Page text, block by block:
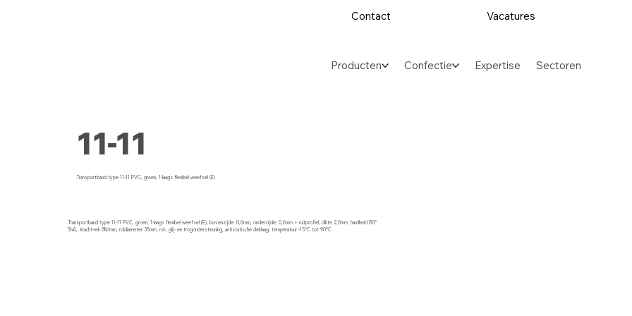
Contact Vacatures
Producten Confectie Expertise Sectoren
11-11
Transportband type 11-11 PVC, groen, 1-laags flexibel weefsel (E)
Transportband type 11-11 PVC, groen, 1-laags flexibel weefsel (E), bovenzijde: 0,6mm, onderzijde: 0,6mm + ruitprofiel, dikte 2,0mm, hardheid 80°
ShA, kracht-rek 8N/mm, roldiameter 35mm, rol-, glij- en trogondersteuning, antistatische deklaag, temperatuur -15°C tot 90°C